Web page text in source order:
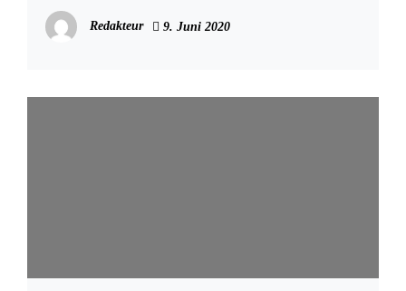
Redakteur 9. Juni 2020